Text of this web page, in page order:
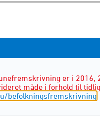
er i 2016,
måde i forhold til
befolkningsfremskrivning